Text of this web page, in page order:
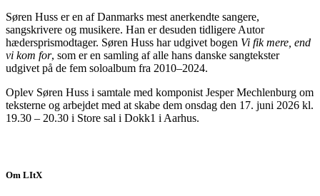
Søren Huss er en af Danmarks mest anerkendte sangere,
sangskrivere og musikere. Han er desuden tidligere Autor
hædersprismodtager. Søren Huss har udgivet bogen Vi fik mere, end
vi kom for, som er en samling af alle hans danske sangtekster
udgivet på de fem soloalbum fra 2010–2024.
Oplev Søren Huss i samtale med komponist Jesper Mechlenburg om
teksterne og arbejdet med at skabe dem onsdag den 17. juni 2026 kl.
19.30 – 20.30 i Store sal i Dokk1 i Aarhus.
Om LItX